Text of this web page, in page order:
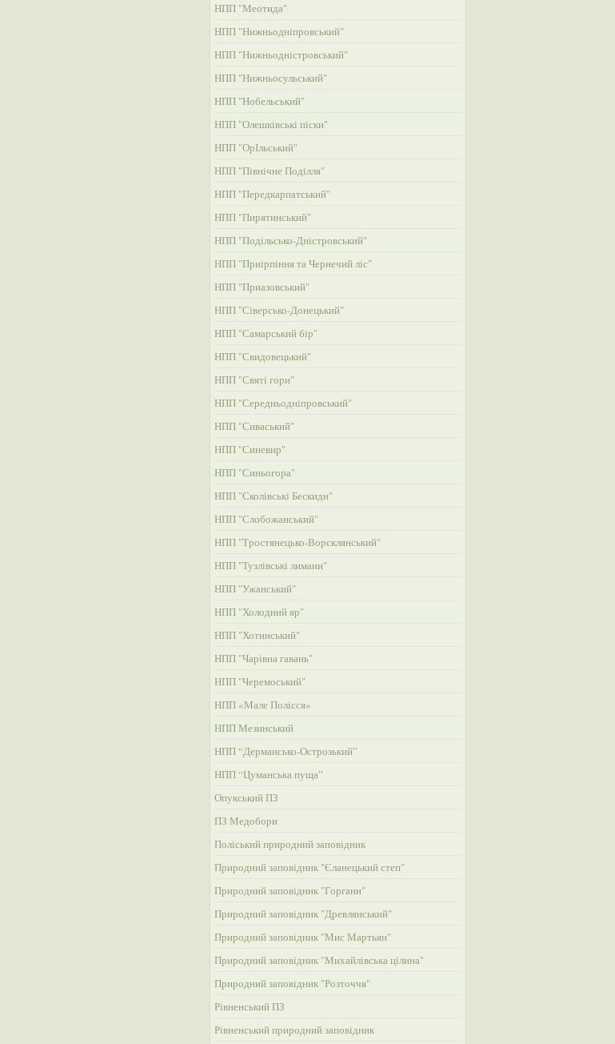
НПП "Меотида"
НПП "Нижньодніпровський"
НПП "Нижньодністровський"
НПП "Нижньосульський"
НПП "Нобельський"
НПП "Олешківські піски"
НПП "ОрІльський"
НПП "Північне Поділля"
НПП "Передкарпатський"
НПП "Пирятинський"
НПП "Подільсько-Дністровський"
НПП "Приірпіння та Чернечий ліс"
НПП "Приазовський"
НПП "Сіверсько-Донецький"
НПП "Самарський бір"
НПП "Свидовецький"
НПП "Святі гори"
НПП "Середньодніпровський"
НПП "Сиваський"
НПП "Синевир"
НПП "Синьогора"
НПП "Сколівські Бескиди"
НПП "Слобожанський"
НПП "Тростянецько-Ворсклянський"
НПП "Тузлівські лимани"
НПП "Ужанський"
НПП "Холодний яр"
НПП "Хотинський"
НПП "Чарівна гавань"
НПП "Черемоський"
НПП «Мале Полісся»
НПП Мезинський
НПП “Дермансько-Острозький”
НПП “Цуманська пуща”
Опукський ПЗ
ПЗ Медобори
Поліський природний заповідник
Природний заповідник "Єланецький степ"
Природний заповідник "Горгани"
Природний заповідник "Древлянський"
Природний заповідник "Мис Мартьян"
Природний заповідник "Михайлівська цілина"
Природний заповідник "Розточчя"
Рівненський ПЗ
Рівненський природний заповідник